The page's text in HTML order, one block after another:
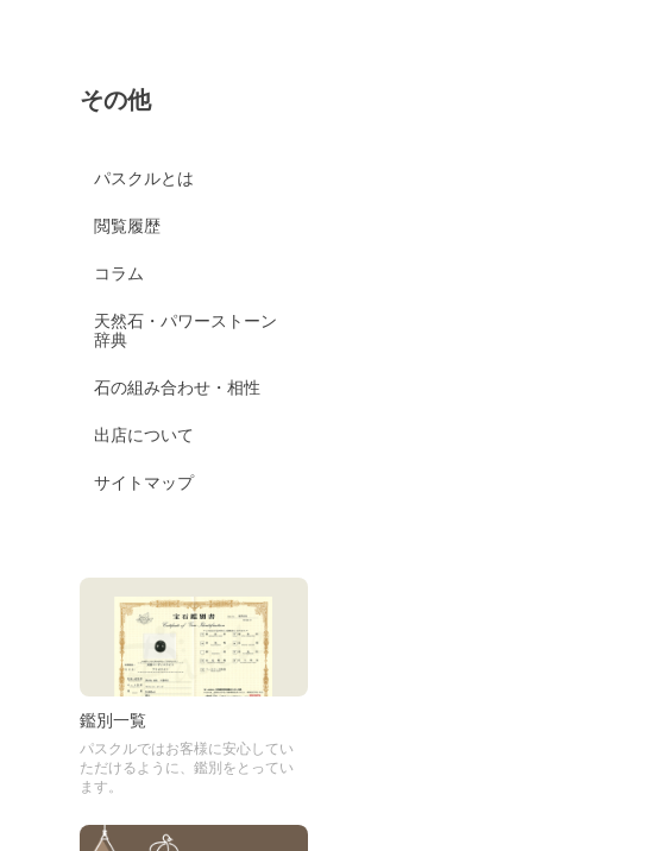
その他
パスクルとは
閲覧履歴
コラム
天然石・パワーストーン
辞典
石の組み合わせ・相性
出店について
サイトマップ
鑑別一覧
パスクルではお客様に安心してい
ただけるように、鑑別をとってい
ます。